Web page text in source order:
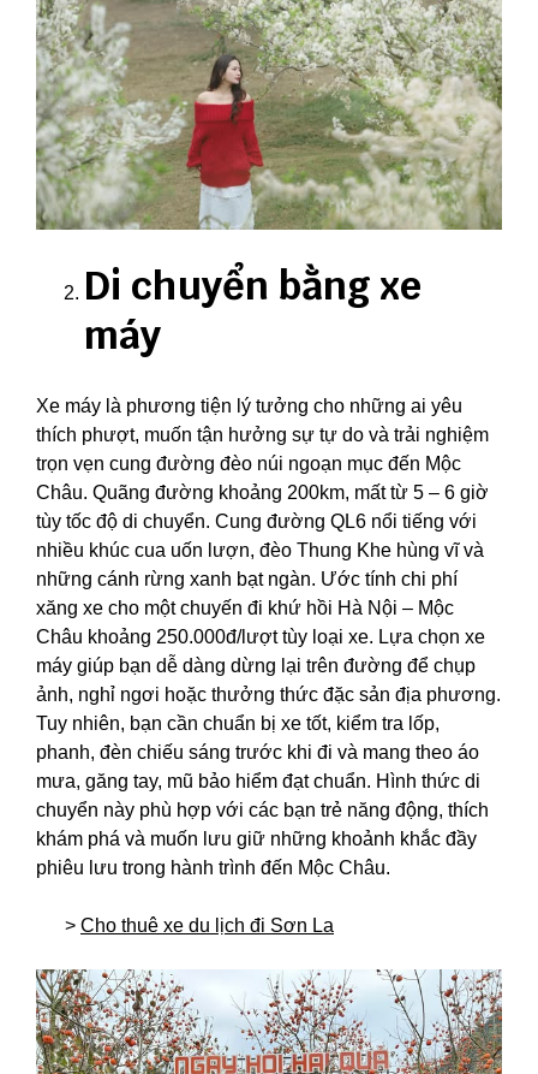
Di chuyển bằng xe
máy
Xe máy là phương tiện lý tưởng cho những ai yêu
thích phượt, muốn tận hưởng sự tự do và trải nghiệm
trọn vẹn cung đường đèo núi ngoạn mục đến Mộc
Châu. Quãng đường khoảng 200km, mất từ 5 – 6 giờ
tùy tốc độ di chuyển. Cung đường QL6 nổi tiếng với
nhiều khúc cua uốn lượn, đèo Thung Khe hùng vĩ và
những cánh rừng xanh bạt ngàn. Ước tính chi phí
xăng xe cho một chuyến đi khứ hồi Hà Nội – Mộc
Châu khoảng 250.000đ/lượt tùy loại xe. Lựa chọn xe
máy giúp bạn dễ dàng dừng lại trên đường để chụp
ảnh, nghỉ ngơi hoặc thưởng thức đặc sản địa phương.
Tuy nhiên, bạn cần chuẩn bị xe tốt, kiểm tra lốp,
phanh, đèn chiếu sáng trước khi đi và mang theo áo
mưa, găng tay, mũ bảo hiểm đạt chuẩn. Hình thức di
chuyển này phù hợp với các bạn trẻ năng động, thích
khám phá và muốn lưu giữ những khoảnh khắc đầy
phiêu lưu trong hành trình đến Mộc Châu.
> Cho thuê xe du lịch đi Sơn La